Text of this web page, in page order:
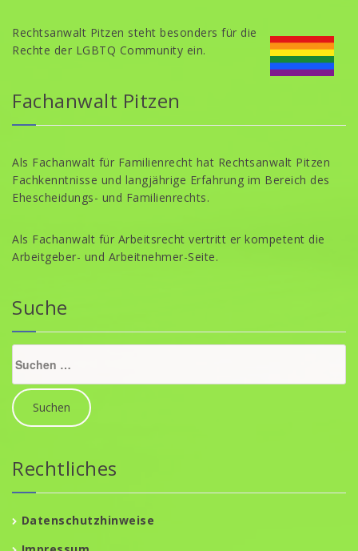
Rechtsanwalt Pitzen steht besonders für die
Rechte der LGBTQ Community ein.
Fachanwalt Pitzen
Als Fachanwalt für Familienrecht hat Rechtsanwalt Pitzen
Fachkenntnisse und langjährige Erfahrung im Bereich des
Ehescheidungs- und Familienrechts.
Als Fachanwalt für Arbeitsrecht vertritt er kompetent die
Arbeitgeber- und Arbeitnehmer-Seite.
Suche
nach:
Rechtliches
Datenschutzhinweise